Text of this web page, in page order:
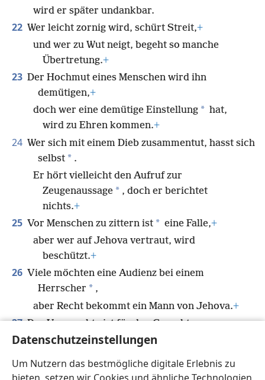
Datenschutzeinstellungen
Um Nutzern das bestmögliche digitale Erlebnis zu
wird er später undankbar.
22 Wer leicht zornig wird, schürt Streit,+
und wer zu Wut neigt, begeht so manche
Übertretung.+
23 Der Hochmut eines Menschen wird ihn
demütigen,+
doch wer eine demütige Einstellung * hat,
wird zu Ehren kommen.+
24 Wer sich mit einem Dieb zusammentut, hasst sich
selbst * .
Er hört vielleicht den Aufruf zur
Zeugenaussage * , doch er berichtet
nichts.+
25 Vor Menschen zu zittern ist * eine Falle,+
aber wer auf Jehova vertraut, wird
beschützt.+
26 Viele möchten eine Audienz bei einem
Herrscher * ,
aber Recht bekommt ein Mann von Jehova.+
27 Der Ungerechte ist für den Gerechten
abscheulich,+
den Bösen abscheulich. +